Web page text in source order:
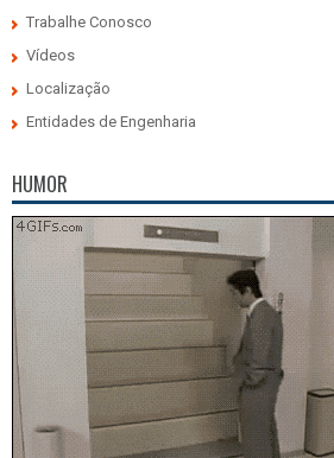
Trabalhe Conosco
Vídeos
Localização
Entidades de Engenharia
HUMOR